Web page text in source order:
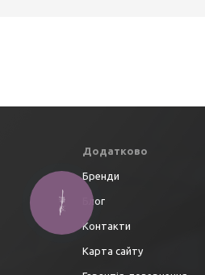
Додатково
Бренди
Блог
Контакти
Карта сайту